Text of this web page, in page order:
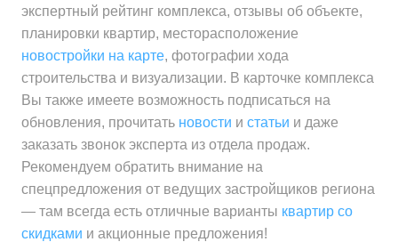
экспертный рейтинг комплекса, отзывы об объекте,
планировки квартир, месторасположение
новостройки на карте, фотографии хода
строительства и визуализации. В карточке комплекса
Вы также имеете возможность подписаться на
обновления, прочитать новости и статьи и даже
заказать звонок эксперта из отдела продаж.
Рекомендуем обратить внимание на
спецпредложения от ведущих застройщиков региона
— там всегда есть отличные варианты квартир со
скидками и акционные предложения!